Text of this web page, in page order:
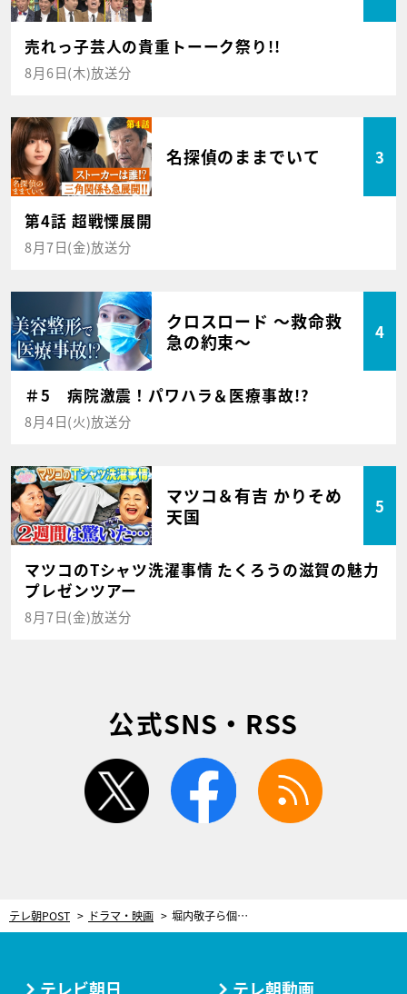
売れっ子芸人の貴重トーーク祭り!!
8月6日(木)放送分
名探偵のままでいて 3
第4話 超戦慄展開
8月7日(金)放送分
クロスロード ～救命救
急の約束～
4
＃5 病院激震！パワハラ＆医療事故!?
8月4日(火)放送分
マツコ＆有吉 かりそめ
天国
5
マツコのTシャツ洗濯事情 たくろうの滋賀の魅力
プレゼンツアー
8月7日(金)放送分
公式SNS・RSS
twitter facebook
テレ朝POST ドラマ・映画 堀内敬子ら個性派キャストが『IP～サイバー捜査班』に集結！主演・佐々木蔵之介「本当に素晴らしいメンバー」
テレビ朝日 テレ朝動画